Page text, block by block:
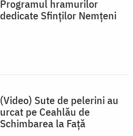
Programul hramurilor
dedicate Sfinților Nemțeni
(Video) Sute de pelerini au
urcat pe Ceahlău de
Schimbarea la Față